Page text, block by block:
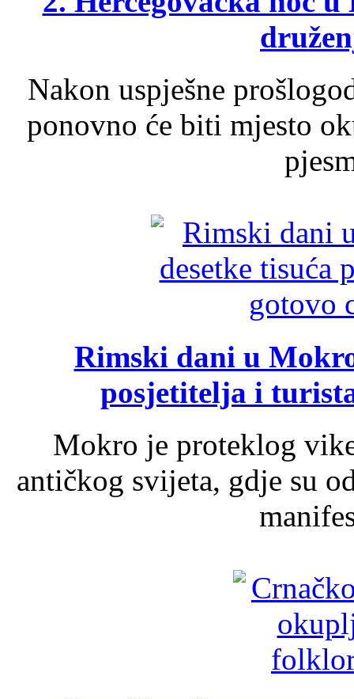
Nakon uspješne
ponovno će biti mjesto
Rimski dani u
posjetitelja i
Mokro je proteklog
antičkog svijeta, gdje su